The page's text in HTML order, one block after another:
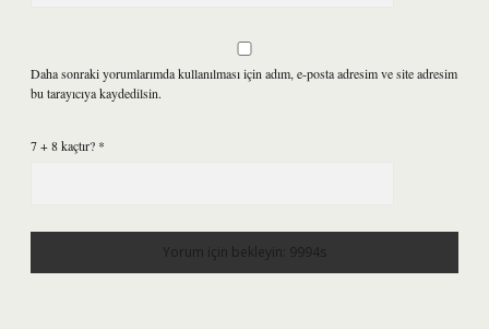
Daha sonraki yorumlarımda kullanılması için adım, e-posta adresim ve site adresim
bu tarayıcıya kaydedilsin.
7 + 8 kaçtır? *